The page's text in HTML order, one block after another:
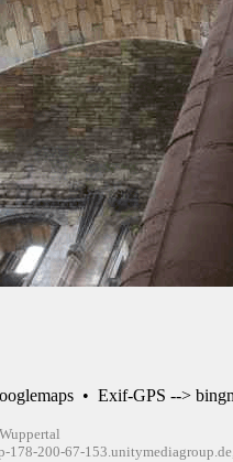
• Exif-GPS -->
178-200-67-